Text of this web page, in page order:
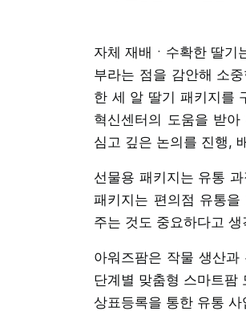
자체 재배ㆍ수확한 딸기
부라는 점을 감안해 소
한 세 알 딸기 패키지를
혁신센터의 도움을 받
심고 깊은 논의를 진행,
선물용 패키지는 유통
패키지는 편의점 유통
주는 것도 중요하다고
아워즈팜은 작물 생산
단계별 맞춤형 스마트팜
상표등록을 통한 유통